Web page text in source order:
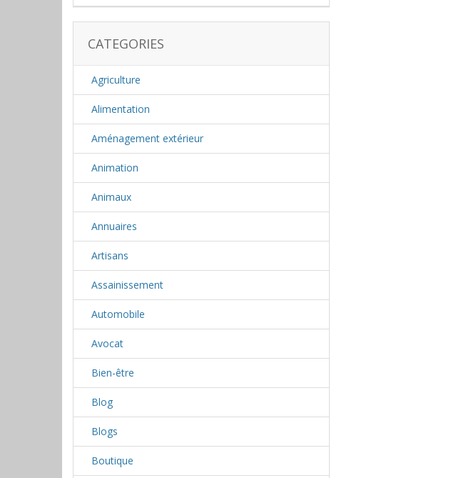
CATEGORIES
Agriculture
Alimentation
Aménagement extérieur
Animation
Animaux
Annuaires
Artisans
Assainissement
Automobile
Avocat
Bien-être
Blog
Blogs
Boutique